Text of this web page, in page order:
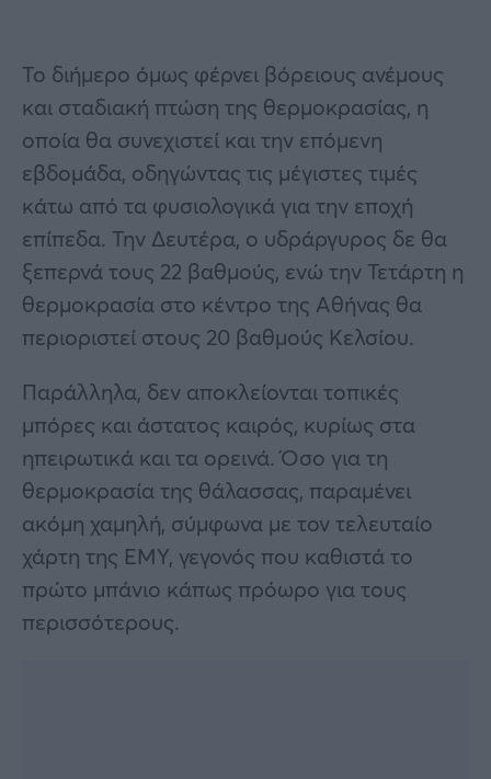
Το διήμερο όμως φέρνει βόρειους ανέμους
και σταδιακή πτώση της θερμοκρασίας, η
οποία θα συνεχιστεί και την επόμενη
εβδομάδα, οδηγώντας τις μέγιστες τιμές
κάτω από τα φυσιολογικά για την εποχή
επίπεδα. Την Δευτέρα, ο υδράργυρος δε θα
ξεπερνά τους 22 βαθμούς, ενώ την Τετάρτη η
θερμοκρασία στο κέντρο της Αθήνας θα
περιοριστεί στους 20 βαθμούς Κελσίου.
Παράλληλα, δεν αποκλείονται τοπικές
μπόρες και άστατος καιρός, κυρίως στα
ηπειρωτικά και τα ορεινά. Όσο για τη
θερμοκρασία της θάλασσας, παραμένει
ακόμη χαμηλή, σύμφωνα με τον τελευταίο
χάρτη της ΕΜΥ, γεγονός που καθιστά το
πρώτο μπάνιο κάπως πρόωρο για τους
περισσότερους.